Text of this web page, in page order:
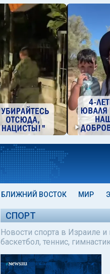
БЛИЖНИЙ ВОСТОК МИР
СПОРТ
Новости спорта в Израиле
баскетбол, теннис,